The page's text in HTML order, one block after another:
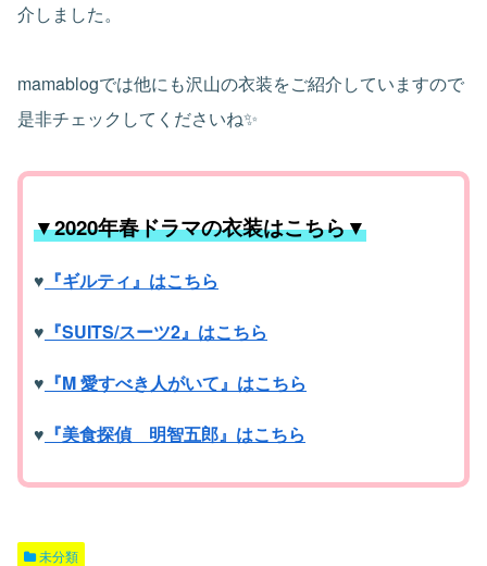
介しました。
mamablogでは他にも沢山の衣装をご紹介していますので
是非チェックしてくださいね✨
▼2020年春ドラマの衣装はこちら▼
♥️ 『ギルティ』はこちら
♥️ 『SUITS/スーツ2』はこちら
♥️ 『M 愛すべき人がいて』はこちら
♥️ 『美食探偵 明智五郎』はこちら
未分類